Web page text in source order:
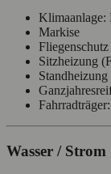
Klimaanlage:
Markise
Fliegenschutz
Sitzheizung
Standheizung
Wasser / Strom